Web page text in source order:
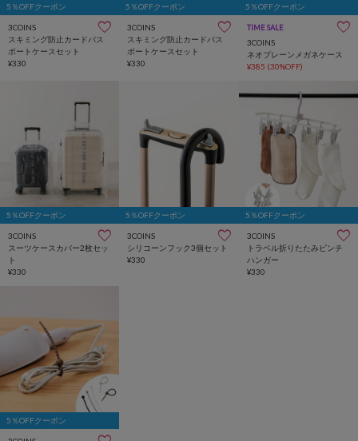
5％OFFクーポン
3COINS
スキミング防止カードパス
ポートケースセット
¥330
5％OFFクーポン
3COINS
スキミング防止カードパス
ポートケースセット
¥330
5％OFFクーポン
TIME SALE
3COINS
ネオプレーンメガネケース
¥385 (30%OFF)
5％OFFクーポン
3COINS
スーツケースカバー2枚セッ
ト
¥330
5％OFFクーポン
3COINS
シリコーンフック3個セット
¥330
5％OFFクーポン
3COINS
トラベル折りたたみピンチ
ハンガー
¥330
5％OFFクーポン